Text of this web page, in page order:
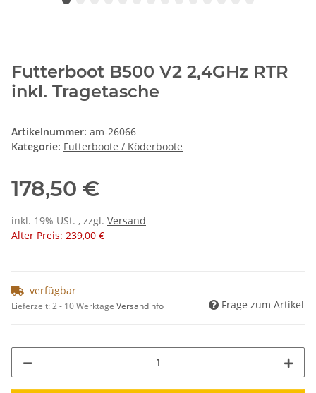
Futterboot B500 V2 2,4GHz RTR
inkl. Tragetasche
Artikelnummer: am-26066
Kategorie: Futterboote / Köderboote
178,50 €
inkl. 19% USt. , zzgl. Versand
Alter Preis: 239,00 €
verfügbar
Lieferzeit:2 - 10 Werktage Versandinfo Frage zum Artikel